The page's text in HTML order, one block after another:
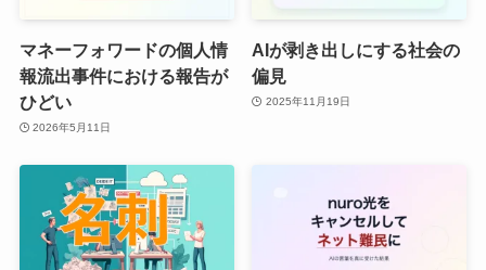
マネーフォワードの個人情
報流出事件における報告が
ひどい
2026年5月11日
AIが剥き出しにする社会の
偏見
2025年11月19日